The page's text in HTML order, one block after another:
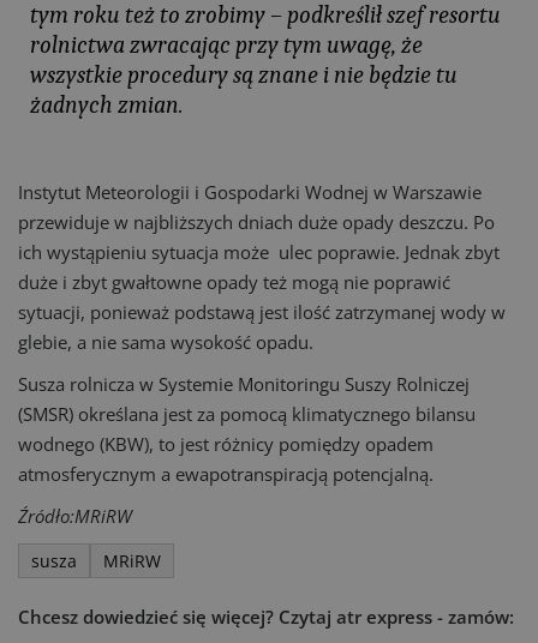
tym roku też to zrobimy – podkreślił szef resortu
rolnictwa zwracając przy tym uwagę, że
wszystkie procedury są znane i nie będzie tu
żadnych zmian.
Instytut Meteorologii i Gospodarki Wodnej w Warszawie
przewiduje w najbliższych dniach duże opady deszczu. Po
ich wystąpieniu sytuacja może ulec poprawie. Jednak zbyt
duże i zbyt gwałtowne opady też mogą nie poprawić
sytuacji, ponieważ podstawą jest ilość zatrzymanej wody w
glebie, a nie sama wysokość opadu.
Susza rolnicza w Systemie Monitoringu Suszy Rolniczej
(SMSR) określana jest za pomocą klimatycznego bilansu
wodnego (KBW), to jest różnicy pomiędzy opadem
atmosferycznym a ewapotranspiracją potencjalną.
Źródło:MRiRW
susza MRiRW
Chcesz dowiedzieć się więcej? Czytaj atr express - zamów: